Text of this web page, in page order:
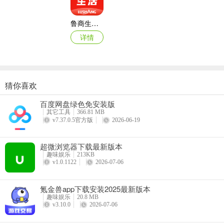
鲁商生活支付密码是什么
在鲁商生活这款购物软件里，支付密码可是保障你购物安全与资金
资金。有了支付密码，你可以放心地在鲁商生活上挑选各类丰富商
管理购物支付等各类信息。各类商品在这里都能找到，支付密码为你
鲁商生活APP
详情
猜你喜欢
百度网盘绿色免安装版
其它工具
366.81 MB
v7.37.0.5官方版
2026-06-19
超微浏览器下载最新版本
趣味娱乐
213KB
v1.0.1122
2026-07-06
氪金兽app下载安装2025最新版本
趣味娱乐
20.8 MB
v3.10.0
2026-07-06